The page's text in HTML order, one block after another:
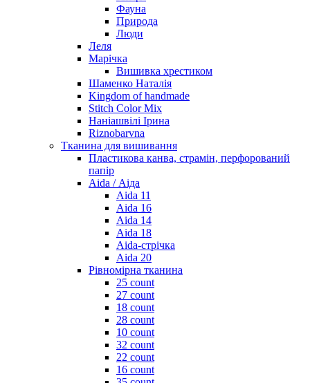
Фауна
Природа
Люди
Леля
Марічка
Вишивка хрестиком
Шаменко Наталія
Kingdom of handmade
Stitch Color Mix
Наніашвілі Ірина
Riznobarvna
Тканина для вишивання
Пластикова канва, страмін, перфорований
папір
Aida / Аіда
Aida 11
Aida 16
Aida 14
Aida 18
Aida-стрічка
Aida 20
Рівномірна тканина
25 count
27 count
18 count
28 count
10 count
32 count
22 count
16 count